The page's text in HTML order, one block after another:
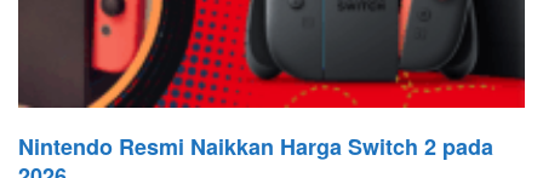
Nintendo Resmi Naikkan Harga Switch 2 pada